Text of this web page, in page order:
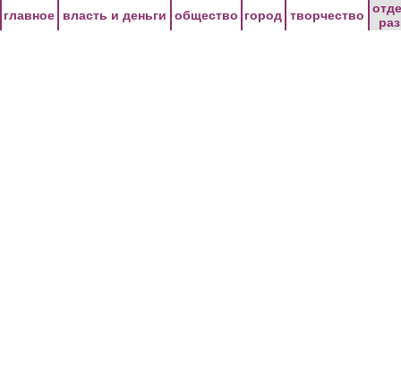
главное власть и деньги общество город творчество